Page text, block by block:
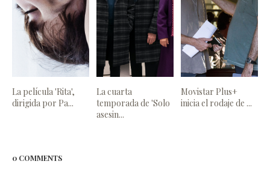
La película 'Rita',
dirigida por Pa...
La cuarta
temporada de 'Solo
asesin...
Movistar Plus+
inicia el rodaje de ...
0 COMMENTS